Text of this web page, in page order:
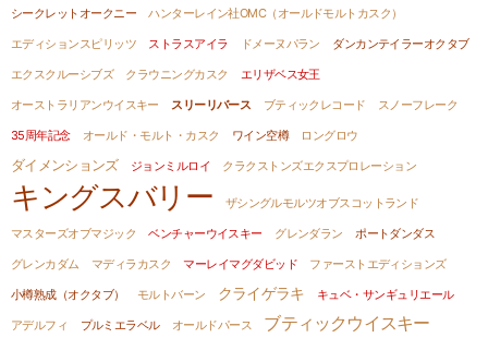
シークレットオークニー
ハンターレイン社OMC（オールドモルトカスク）
エディションスピリッツ
ストラスアイラ ドメーヌパラン
ダンカンテイラーオクタブ
エクスクルーシブズ
クラウニングカスク
エリザベス女王
オーストラリアンウイスキー
スリーリバース ブティックレコード
スノーフレーク
35周年記念
オールド・モルト・カスク ワイン空樽 ロングロウ
ダイメンションズ ジョンミルロイ クラクストンズエクスプロレーション
キングスバリー
ザシングルモルツオブスコットランド
マスターズオブマジック
ベンチャーウイスキー グレンダラン
ポートダンダス
グレンカダム
マディラカスク マーレイマグダビッド
ファーストエディションズ
小樽熟成（オクタブ）
モルトバーン クライゲラキ
キュベ・サンギュリエール
アデルフィ
プルミエラベル オールドパース ブティックウイスキー